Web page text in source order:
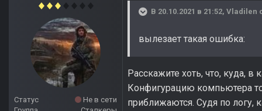
Статус
Не в сети
В 20.10.2021 в 21:52, Vladilen
вылезает такая ошибка:
Расскажите хоть, что, куда,
Конфигурацию компьютера
приближаются. Судя по логу,